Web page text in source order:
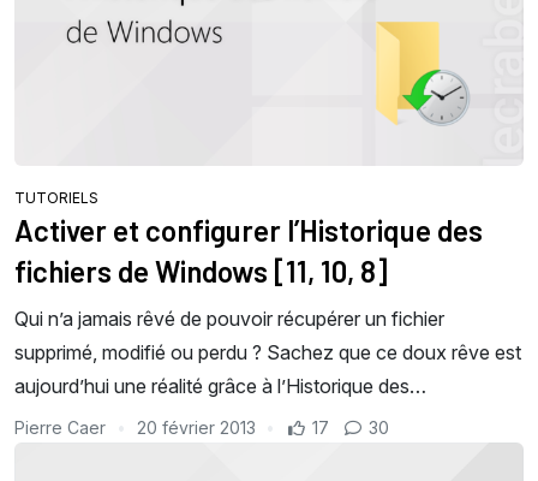
TUTORIELS
Activer et configurer l’Historique des
fichiers de Windows [11, 10, 8]
Qui n’a jamais rêvé de pouvoir récupérer un fichier
supprimé, modifié ou perdu ? Sachez que ce doux rêve est
aujourd’hui une réalité grâce à l’Historique des…
Pierre Caer 20 février 2013 17 30